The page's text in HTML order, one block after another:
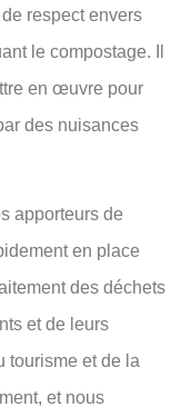
respect envers
le compostage. Il
en œuvre pour
des nuisances
apporteurs de
en place
des déchets
et de leurs
tourisme et de la
et nous